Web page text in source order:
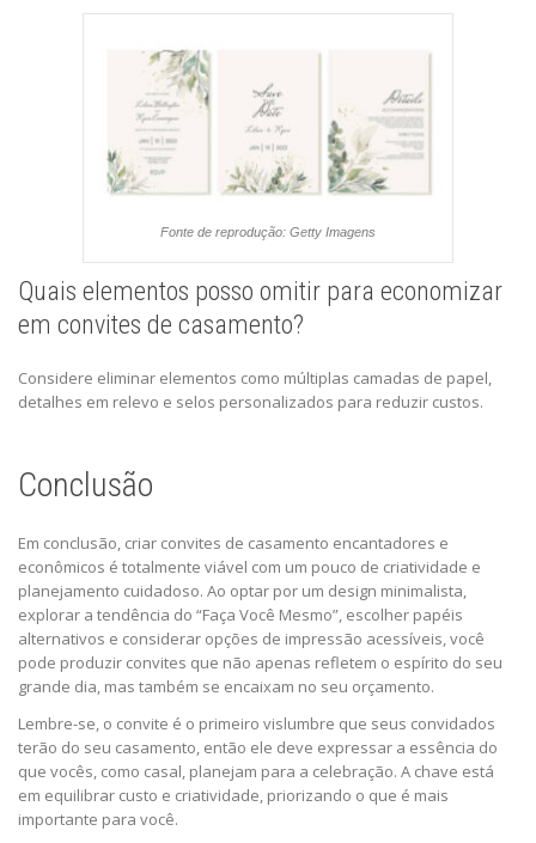
Fonte de reprodução: Getty Imagens
Quais elementos posso omitir para economizar
em convites de casamento?
Considere eliminar elementos como múltiplas camadas de papel,
detalhes em relevo e selos personalizados para reduzir custos.
Conclusão
Em conclusão, criar convites de casamento encantadores e
econômicos é totalmente viável com um pouco de criatividade e
planejamento cuidadoso. Ao optar por um design minimalista,
explorar a tendência do “Faça Você Mesmo”, escolher papéis
alternativos e considerar opções de impressão acessíveis, você
pode produzir convites que não apenas refletem o espírito do seu
grande dia, mas também se encaixam no seu orçamento.
Lembre-se, o convite é o primeiro vislumbre que seus convidados
terão do seu casamento, então ele deve expressar a essência do
que vocês, como casal, planejam para a celebração. A chave está
em equilibrar custo e criatividade, priorizando o que é mais
importante para você.